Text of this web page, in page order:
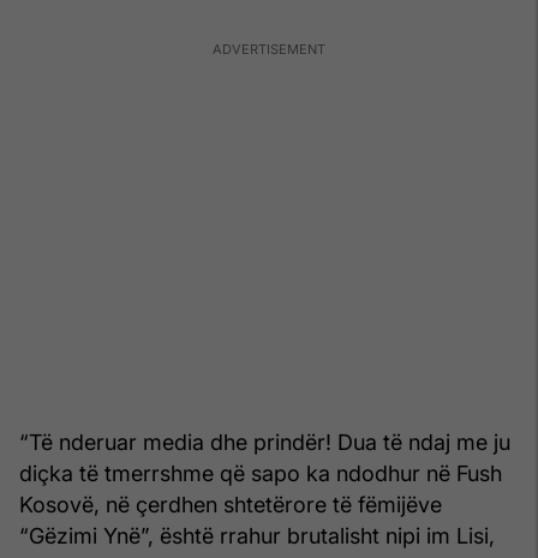
“Të nderuar media dhe prindër! Dua të ndaj me ju
diçka të tmerrshme që sapo ka ndodhur në Fush
Kosovë, në çerdhen shtetërore të fëmijëve
“Gëzimi Ynë”, është rrahur brutalisht nipi im Lisi,